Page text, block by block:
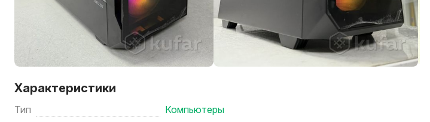
Характеристики
Тип
Компьютеры